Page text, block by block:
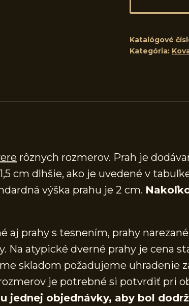
Katalógové
Kategória:
rôznych rozmerov. Prah je
cm dlhšie, ako je uvedené v
výška prahu je 2 cm.
aj prahy s tesnením, prahy
Na atypické dverné prahy je cena
skladom požadujeme uhradenie
je potrebné si potvrdiť pri
jednej objednávky, aby bol